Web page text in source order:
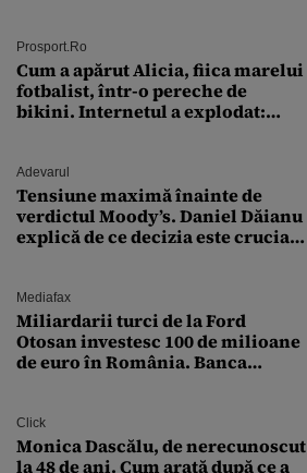
Prosport.ro
Cum a apărut Alicia, fiica marelui
fotbalist, într-o pereche de
bikini. Internetul a explodat:
Adevarul
Tensiune maximă înainte de
verdictul Moody’s. Daniel Dăianu
explică de ce decizia este crucială
Mediafax
Miliardarii turci de la Ford
Otosan investesc 100 de milioane
de euro în România. Banca
Click
Monica Dascălu, de nerecunoscut
la 48 de ani. Cum arată după ce a